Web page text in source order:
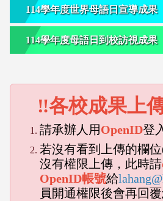
114學年度世界母語日宣導成果
114學年度母語日到校訪視成果
‼各校成果上
請承辦人用OpenID登
若沒有看到上傳的欄
沒有權限上傳，此時請
OpenID帳號給
員開通權限後會再回覆